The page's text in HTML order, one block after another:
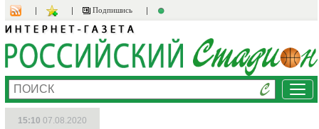
Подпишись
15:10 07.08.2020